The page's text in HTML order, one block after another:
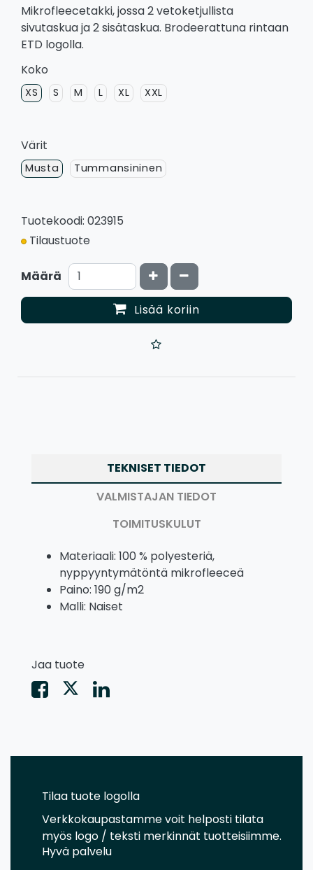
Mikrofleecetakki, jossa 2 vetoketjullista
sivutaskua ja 2 sisätaskua. Brodeerattuna rintaan
ETD logolla.
Koko
XS S M L XL XXL
Värit
Musta Tummansininen
Tuotekoodi: 023915
Tilaustuote
Määrä Kasvata määrää
Vähennä määrää
Lisää koriin
TEKNISET TIEDOT
VALMISTAJAN TIEDOT
TOIMITUSKULUT
Materiaali: 100 % polyesteriä,
nyppyyntymätöntä mikrofleeceä
Paino: 190 g/m2
Malli: Naiset
Jaa tuote
Tilaa tuote logolla
Verkkokaupastamme voit helposti tilata
myös logo / teksti merkinnät tuotteisiimme.
Hyvä palvelu